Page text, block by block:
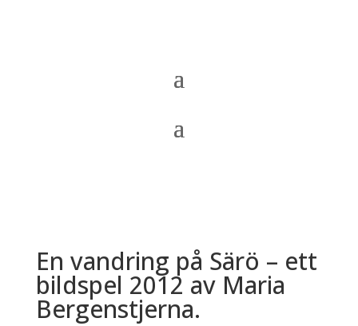
En vandring på Särö – ett
bildspel 2012 av Maria
Bergenstjerna.